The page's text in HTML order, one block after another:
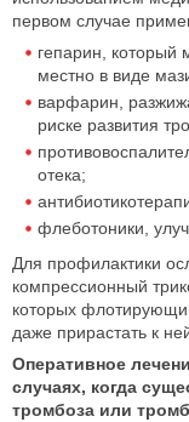
первом случае
гепарин, который
местно в виде
варфарин,
риске развития
отека;
флеботоники,
Для профилактики
компрессионный
которых
даже прирастать к
Оперативное
случаях, когда
тромбоза или